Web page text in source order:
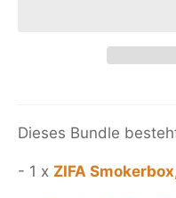
Dieses Bundle
- 1 x ZIFA